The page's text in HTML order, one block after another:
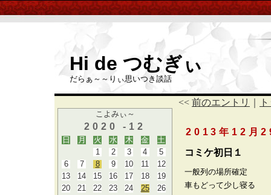
Hi de つむぎぃ
だらぁ～～りぃ思いつき談話
こよみぃ～
2020 -12
日 月 火 水 木 金
土
1
2 3 4
5
6
7 8 9 10 11
12
13
14 15 16 17 18
19
20
21 22 23 24 25
26
<< 前のエントリ
2013年12月
コミケ初日１
一般列の場所確定
車もどって少し寝る